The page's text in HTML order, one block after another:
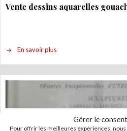
Gérer le
Pour offrir les meilleures expériences,
Vente dessins aquarelles
En savoir plus